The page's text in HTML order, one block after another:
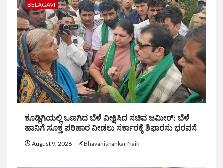
BELAGAVI
ಕೂಡ್ಲಿಗಿಯಲ್ಲಿ ಒಣಗಿದ ಬೆಳೆ ವೀಕ್ಷಿಸಿದ ಸಚಿವ ಜಮೀರ್: ಬೆಳೆ
ಹಾನಿಗೆ ಸೂಕ್ತ ಪರಿಹಾರ ನೀಡಲು ಸರ್ಕಾರಕ್ಕೆ ಶಿಫಾರಸು ಭರವಸೆ
August 9, 2026 Bhavanishankar Naik